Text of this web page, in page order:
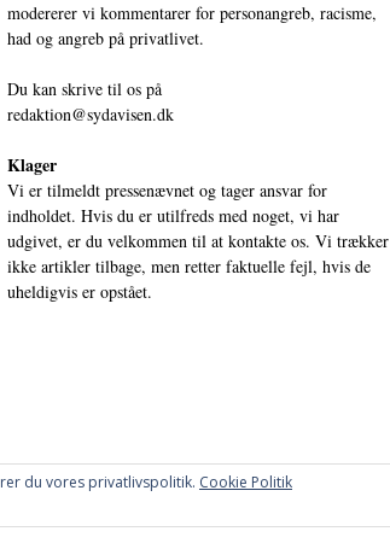
modererer vi kommentarer for personangreb, racisme,
had og angreb på privatlivet.
Du kan skrive til os på
redaktion@sydavisen.dk
Klager
Vi er tilmeldt pressenævnet og tager ansvar for
indholdet. Hvis du er utilfreds med noget, vi har
udgivet, er du velkommen til at kontakte os. Vi trækker
ikke artikler tilbage, men retter faktuelle fejl, hvis de
uheldigvis er opstået.
du vores privatlivspolitik. Cookie Politik